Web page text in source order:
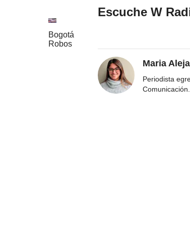
Escuche W
Bogotá
Robos
Maria
Periodista
Comunicación